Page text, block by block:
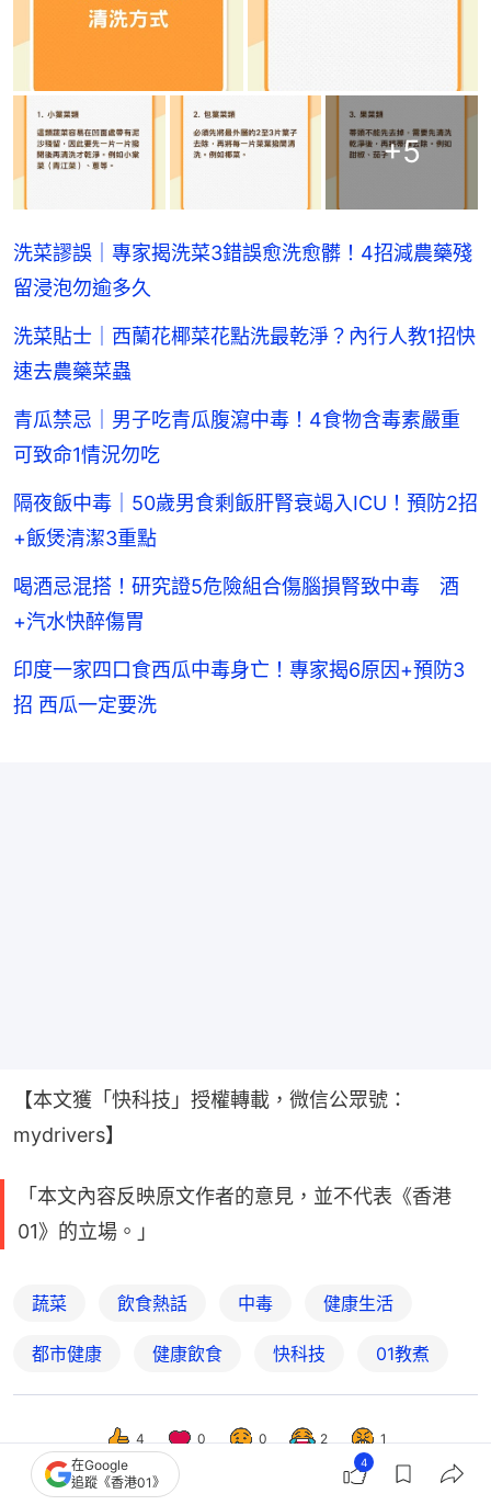
+5
洗菜謬誤｜專家揭洗菜3錯誤愈洗愈髒！4招減農藥殘
留浸泡勿逾多久
洗菜貼士｜西蘭花椰菜花點洗最乾淨？內行人教1招快
速去農藥菜蟲
青瓜禁忌｜男子吃青瓜腹瀉中毒！4食物含毒素嚴重
可致命1情況勿吃
隔夜飯中毒｜50歲男食剩飯肝腎衰竭入ICU！預防2招
+飯煲清潔3重點
喝酒忌混搭！研究證5危險組合傷腦損腎致中毒 酒
+汽水快醉傷胃
印度一家四口食西瓜中毒身亡！專家揭6原因+預防3
招 西瓜一定要洗
【本文獲「快科技」授權轉載，微信公眾號：
mydrivers】
「本文內容反映原文作者的意見，並不代表《香港
01》的立場。」
蔬菜 飲食熱話 中毒 健康生活
都市健康 健康飲食 快科技 01教煮
4 0 0 2
1
在Google
追蹤《香港01》
4